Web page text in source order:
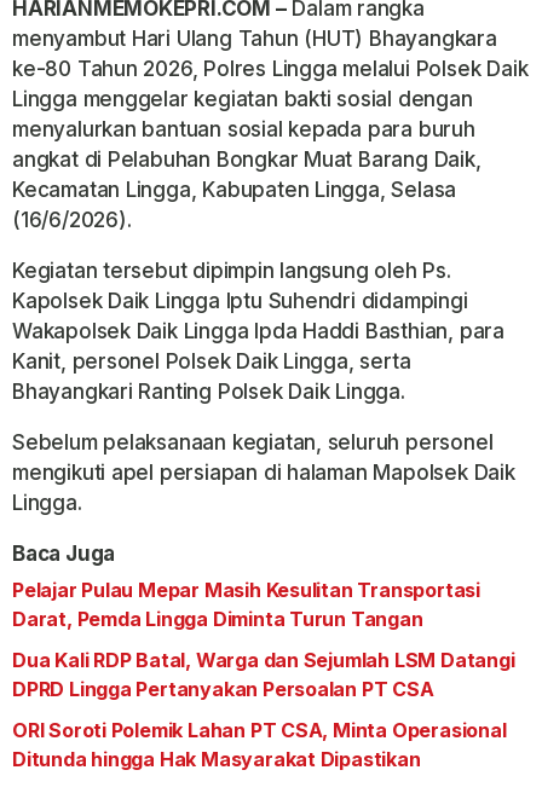
HARIANMEMOKEPRI.COM –Dalam rangka
menyambut Hari Ulang Tahun (HUT) Bhayangkara
ke-80 Tahun 2026, Polres Lingga melalui Polsek Daik
Lingga menggelar kegiatan bakti sosial dengan
menyalurkan bantuan sosial kepada para buruh
angkat di Pelabuhan Bongkar Muat Barang Daik,
Kecamatan Lingga, Kabupaten Lingga, Selasa
(16/6/2026).
Kegiatan tersebut dipimpin langsung oleh Ps.
Kapolsek Daik Lingga Iptu Suhendri didampingi
Wakapolsek Daik Lingga Ipda Haddi Basthian, para
Kanit, personel Polsek Daik Lingga, serta
Bhayangkari Ranting Polsek Daik Lingga.
Sebelum pelaksanaan kegiatan, seluruh personel
mengikuti apel persiapan di halaman Mapolsek Daik
Lingga.
Baca Juga
Pelajar Pulau Mepar Masih Kesulitan Transportasi
Darat, Pemda Lingga Diminta Turun Tangan
Dua Kali RDP Batal, Warga dan Sejumlah LSM Datangi
DPRD Lingga Pertanyakan Persoalan PT CSA
ORI Soroti Polemik Lahan PT CSA, Minta Operasional
Ditunda hingga Hak Masyarakat Dipastikan